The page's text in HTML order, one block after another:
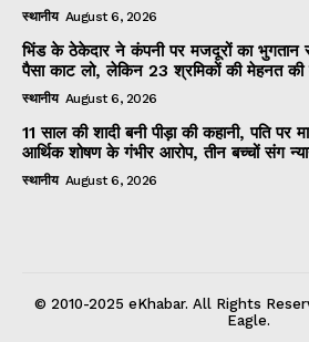
स्थानीय August 6, 2026
भिंड के ठेकेदार ने कंपनी पर मजदूरों का भुगतान
पैसा काट लो, लेकिन 23 श्रमिकों की मेहनत की
स्थानीय August 6, 2026
11 साल की शादी बनी पीड़ा की कहानी, पति पर
आर्थिक शोषण के गंभीर आरोप, तीन बच्चों संग
स्थानीय August 6, 2026
© 2010-2025 eKhabar. All Rights
Eagle.